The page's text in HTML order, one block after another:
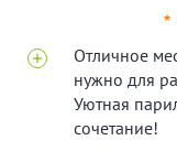
★
Отличное
нужно для
Уютная
сочетание!